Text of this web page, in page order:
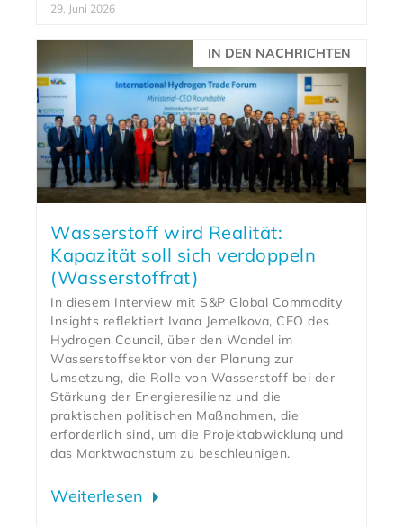
29. Juni 2026
IN DEN NACHRICHTEN
Wasserstoff wird Realität:
Kapazität soll sich verdoppeln
(Wasserstoffrat)
In diesem Interview mit S&P Global Commodity
Insights reflektiert Ivana Jemelkova, CEO des
Hydrogen Council, über den Wandel im
Wasserstoffsektor von der Planung zur
Umsetzung, die Rolle von Wasserstoff bei der
Stärkung der Energieresilienz und die
praktischen politischen Maßnahmen, die
erforderlich sind, um die Projektabwicklung und
das Marktwachstum zu beschleunigen.
Weiterlesen